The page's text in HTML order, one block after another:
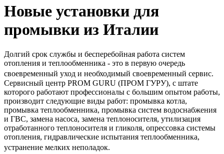
Новые установки для
промывки из Италии
Долгий срок службы и бесперебойная работа систем
отопления и теплообменника - это в первую очередь
своевременный уход и необходимый своевременный сервис.
Сервисный центр PROM GURU (ПРОМ ГУРУ), с штате
которого работают профессионалы с большим опытом работы,
производит следующие виды работ: промывка котла,
промывка теплообменника, промывка систем водоснабжения
и ГВС, замена насоса, замена теплоносителя, утилизация
отработанного теплоносителя и гликоля, опрессовка системы
отопления, гидравлические испытания теплообменника,
устранение мелких неполадок.